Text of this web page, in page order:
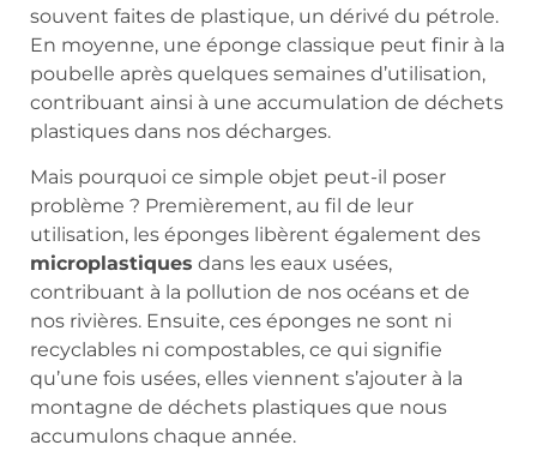
souvent faites de plastique, un dérivé du pétrole.
En moyenne, une éponge classique peut finir à la
poubelle après quelques semaines d’utilisation,
contribuant ainsi à une accumulation de déchets
plastiques dans nos décharges.
Mais pourquoi ce simple objet peut-il poser
problème ? Premièrement, au fil de leur
utilisation, les éponges libèrent également des
microplastiques dans les eaux usées,
contribuant à la pollution de nos océans et de
nos rivières. Ensuite, ces éponges ne sont ni
recyclables ni compostables, ce qui signifie
qu’une fois usées, elles viennent s’ajouter à la
montagne de déchets plastiques que nous
accumulons chaque année.